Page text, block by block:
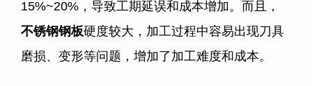
15%~20% ，导致工期延误和成本增加。而且，
不锈钢钢板硬度较大，加工过程中容易出现刀具
磨损、变形等问题，增加了加工难度和成本。